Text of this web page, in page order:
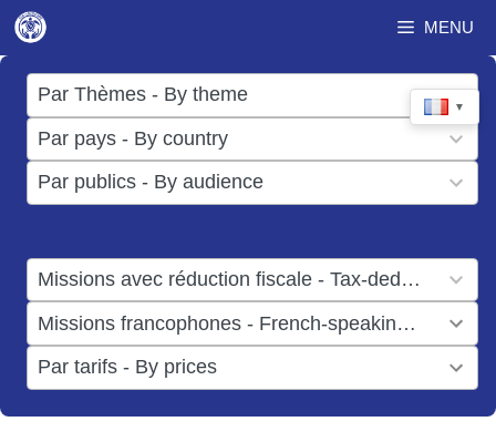
Aller
au
contenu
MENU
▼
Par Thèmes - By theme
17
results
available
Par pays - By country
50
results
available
Par publics - By audience
results
Missions avec réduction fiscale - Tax-deductible missions
result
available
Missions francophones - French-speaking missions
result
available
Par tarifs - By prices
results
available